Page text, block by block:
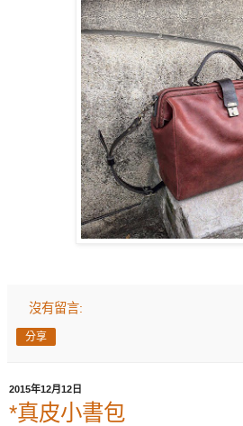
沒有留言:
分享
2015年12月12日
*真皮小書包